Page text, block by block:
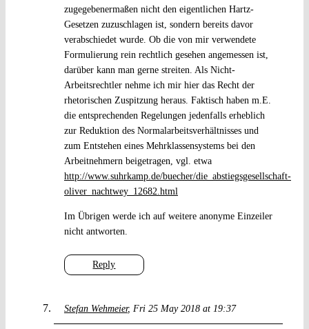
Reply
zugegebenermaßen nicht den eigentlichen Hartz-
Gesetzen zuzuschlagen ist, sondern bereits davor
verabschiedet wurde. Ob die von mir verwendete
Formulierung rein rechtlich gesehen angemessen ist,
darüber kann man gerne streiten. Als Nicht-
Arbeitsrechtler nehme ich mir hier das Recht der
rhetorischen Zuspitzung heraus. Faktisch haben m.E.
die entsprechenden Regelungen jedenfalls erheblich
zur Reduktion des Normalarbeitsverhältnisses und
zum Entstehen eines Mehrklassensystems bei den
Arbeitnehmern beigetragen, vgl. etwa
http://www.suhrkamp.de/buecher/die_abstiegsgesellschaft-
oliver_nachtwey_12682.html
Im Übrigen werde ich auf weitere anonyme Einzeiler
nicht antworten.
Stefan Wehmeier Fri 25 May 2018 at 19:37